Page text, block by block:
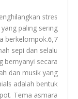
stres
paling sering
berkelompok.6,7
sepi dan selalu
bernyanyi secara
dan musik yang
adalah bentuk
Tema asmara